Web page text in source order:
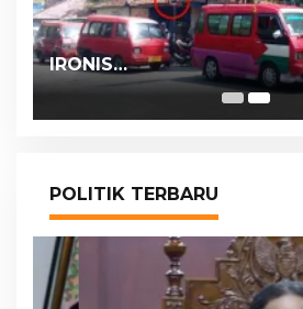
IRONIS…
POLITIK TERBARU